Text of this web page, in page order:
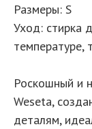
Размеры: S
Уход: стирка
температуре,
Роскошный и
Weseta,
деталям,